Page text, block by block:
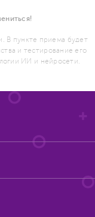
В пункте приема будет
и тестирование его
ИИ и нейросети.